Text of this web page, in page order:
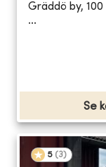
Gräddö by,
...
Se
5 (3)